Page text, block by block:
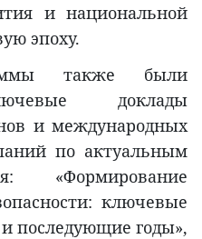
и национальной
эпоху.
также были
доклады
и международных
по актуальным
«Формирование
ключевые
последующие годы»,